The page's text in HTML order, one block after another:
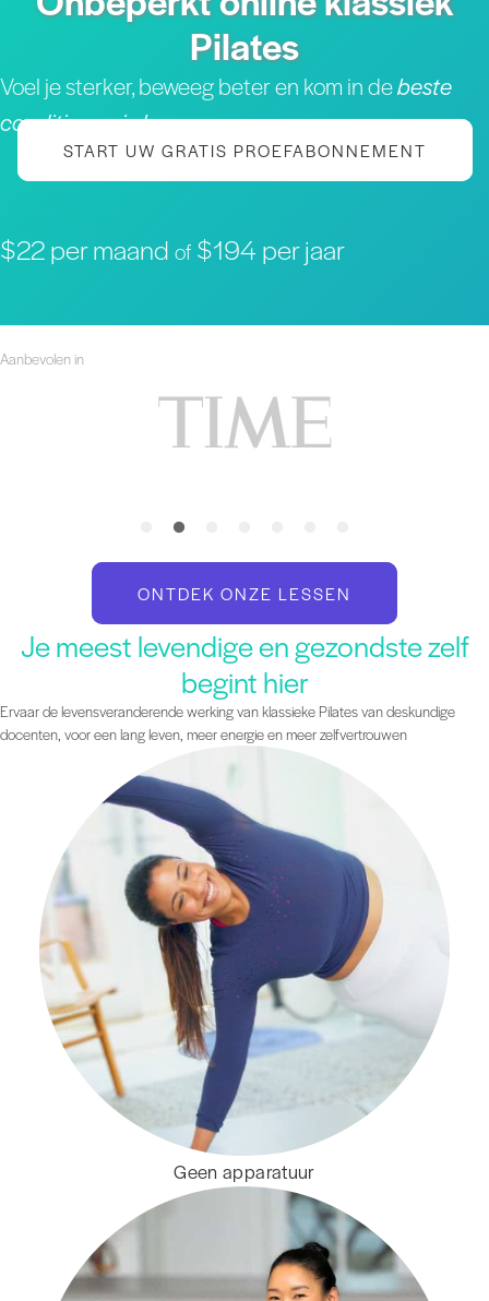
Pilates
Voel je sterker, beweeg beter en kom in debeste
conditie van je leven
START UW GRATIS PROEFABONNEMENT
$22 per maand of $194 per jaar
Aanbevolen in
ONTDEK ONZE LESSEN
Je meest levendige en gezondste zelf
begint hier
Ervaar de levensveranderende werking van klassieke Pilates van deskundige
docenten, voor een lang leven, meer energie en meer zelfvertrouwen
Geen apparatuur